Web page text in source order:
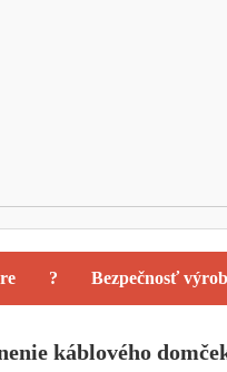
? Bezpečnosť
káblového